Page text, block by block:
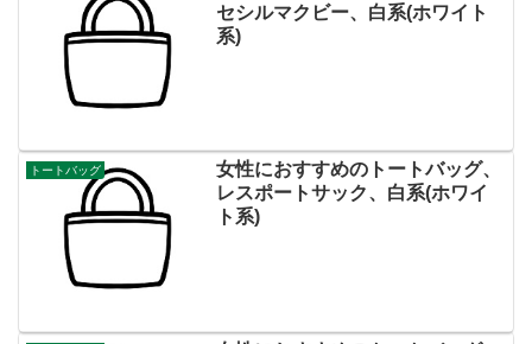
セシルマクビー、白系(ホワイト
系)
トートバッグ
女性におすすめのトートバッグ、
レスポートサック、白系(ホワイ
ト系)